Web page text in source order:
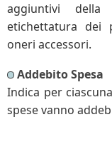
aggiuntivi della
etichettatura dei
oneri accessori.
Addebito Spesa
Indica per
spese vanno